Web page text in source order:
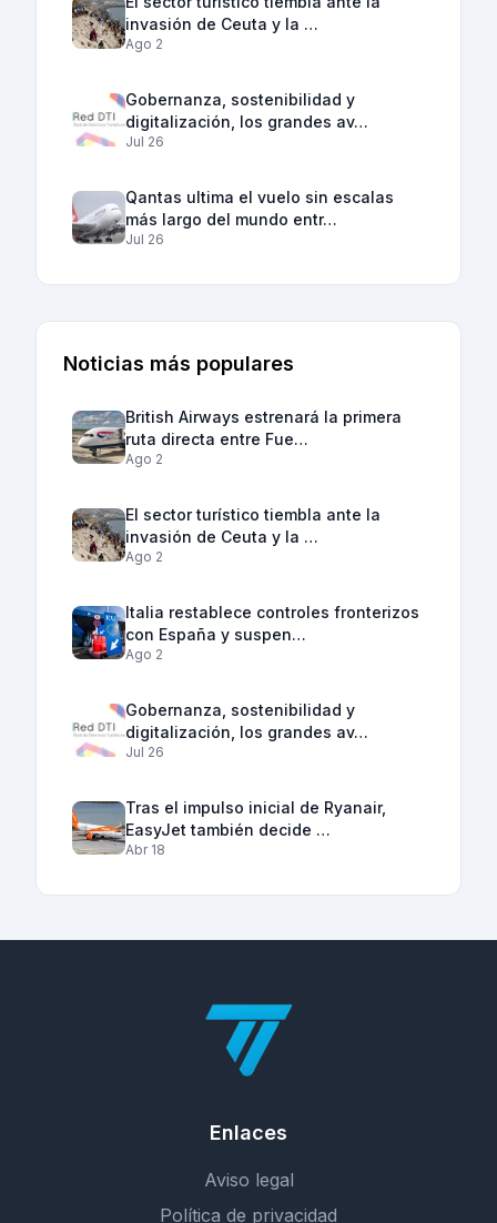
invasión de Ceuta y la …
Ago 2
Gobernanza, sostenibilidad y
digitalización, los grandes av…
Jul 26
Qantas ultima el vuelo sin escalas
más largo del mundo entr…
Jul 26
Noticias más populares
British Airways estrenará la primera
ruta directa entre Fue…
Ago 2
El sector turístico tiembla ante la
invasión de Ceuta y la …
Ago 2
Italia restablece controles fronterizos
con España y suspen…
Ago 2
Gobernanza, sostenibilidad y
digitalización, los grandes av…
Jul 26
Tras el impulso inicial de Ryanair,
EasyJet también decide …
Abr 18
Enlaces
Aviso legal
Política de privacidad